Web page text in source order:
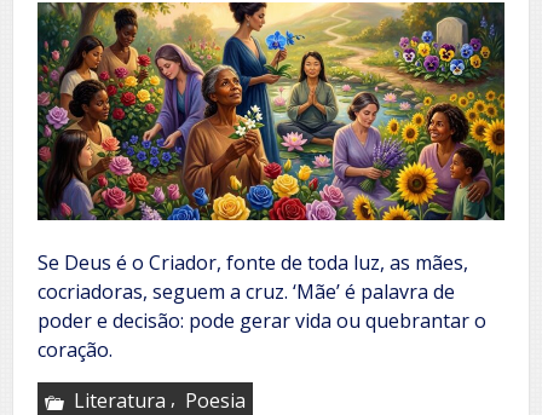
Se Deus é o Criador, fonte de toda luz, as mães,
cocriadoras, seguem a cruz. ‘Mãe’ é palavra de
poder e decisão: pode gerar vida ou quebrantar o
coração.
Literatura , Poesia